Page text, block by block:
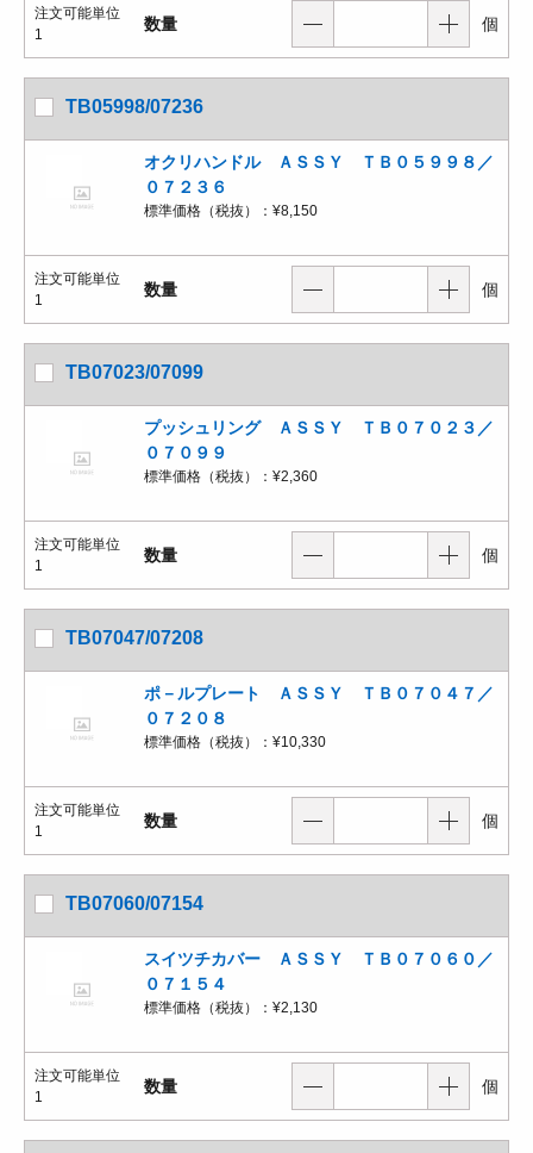
注文可能単位
1
数量 個
TB05998/07236
オクリハンドル ＡＳＳＹ ＴＢ０５９９８／
０７２３６
標準価格（税抜）： ¥8,150
注文可能単位
1
数量 個
TB07023/07099
プッシュリング ＡＳＳＹ ＴＢ０７０２３／
０７０９９
標準価格（税抜）： ¥2,360
注文可能単位
1
数量 個
TB07047/07208
ポ－ルプレート ＡＳＳＹ ＴＢ０７０４７／
０７２０８
標準価格（税抜）： ¥10,330
注文可能単位
1
数量 個
TB07060/07154
スイツチカバー ＡＳＳＹ ＴＢ０７０６０／
０７１５４
標準価格（税抜）： ¥2,130
注文可能単位
1
数量 個